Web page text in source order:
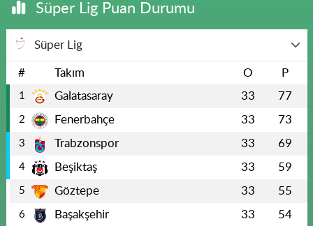
Süper Lig Puan Durumu
Süper Lig
# Takım O P
1 Galatasaray 33 77
2 Fenerbahçe 33 73
3 Trabzonspor 33 69
4 Beşiktaş 33 59
5 Göztepe 33 55
6 Başakşehir 33 54